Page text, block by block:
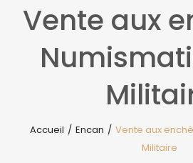
Vente aux
Accueil / Encan / Vente aux
Militaire